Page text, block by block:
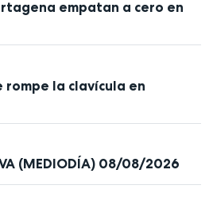
empatan a cero en
rompe la clavícula en
(MEDIODÍA) 08/08/2026